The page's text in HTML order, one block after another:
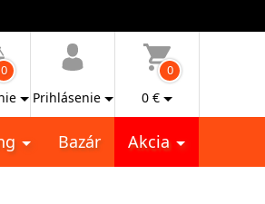
0
Prihlásenie
0
0 €
Bazár Akcia